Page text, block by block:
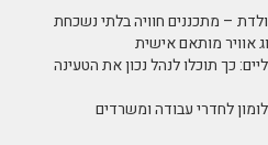
הולדת – מתכננים חוויה בלתי נשכחת
אוויר מותאם אישית
כך תוכלו לנהל נכון את הטעינה
לחדרי עבודה ומשרדים